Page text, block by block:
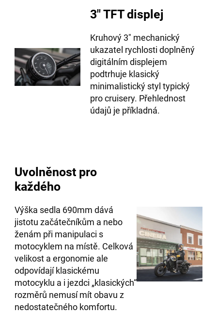
3″ TFT displej
Kruhový 3″ mechanický
ukazatel rychlosti doplněný
digitálním displejem
podtrhuje klasický
minimalistický styl typický
pro cruisery. Přehlednost
údajů je příkladná.
Uvolněnost pro
každého
Výška sedla 690mm dává
jistotu začátečníkům a nebo
ženám při manipulaci s
motocyklem na místě. Celková
velikost a ergonomie ale
odpovídají klasickému
motocyklu a i jezdci „klasických“
rozměrů nemusí mít obavu z
nedostatečného komfortu.